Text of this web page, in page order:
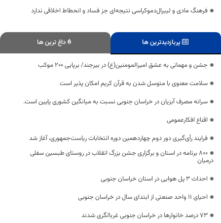
فرهنگ مادی و لیبرال‌دموکراسی نتیجه‌ای جز فساد و انحطاط اخلاقی ندارد
پربازدیدترین ها داغ ترین ها
جشن و مهمانی به عشق امیرالمومنین(ع) در بیرجند/ برپایی ۲۰۰ موکب
سلامت معنوی با متوسل شدن به قرآن کریم امکان پذیر است
سرانه مصرف آبزیان در خراسان جنوبی نسبت به میانگین کشوری پایین است.
اقناع افکارعمومی
فرایند رأی‌گیری دور دوم چهاردهمین دوره انتخابات ریاست‌جمهوری، آغاز شد
800 برنامه در استان و برگزاری جشن بزرگ انقلاب در روستای طبسین سفلی
درمیان
احداث 3 پل هوایی در استان خراسان جنوبی
احیای ۱۱ واحد صنعتی از ابتدای سال در خراسان جنوبی
۷۳ درصد خانوارها در خراسان جنوبی غربالگری شدند